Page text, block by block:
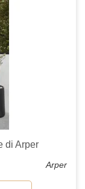
di Arper
Arper